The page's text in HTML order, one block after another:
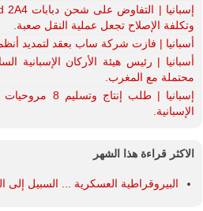
وتكلفة الإصلاح تجعل عملية النقل صعبة.
أسبانيا | فازت شركة ساب بعقد لتمديد
أسبانيا | رئيس هيئة الأركان الإسبانية
محتملة مع المغرب.
الإسبانية.
الاكثر قراءة هذا الشهر
البيروقراطية العسكرية ... السبيل